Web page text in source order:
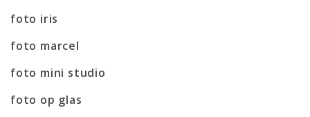
foto iris
foto marcel
foto mini studio
foto op glas